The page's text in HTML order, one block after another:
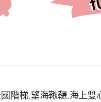
階梯.望海鞦韆.海上